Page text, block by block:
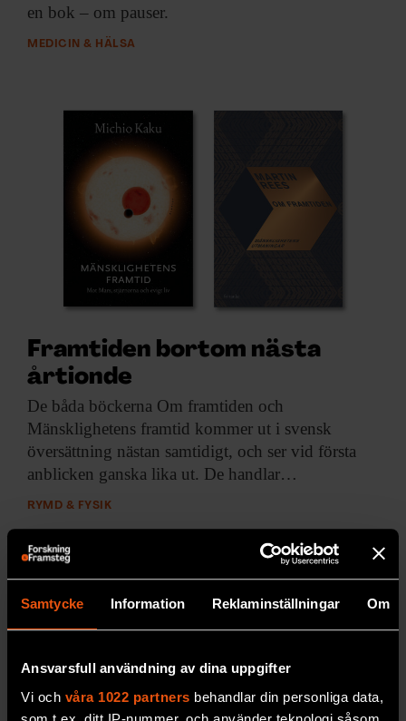
Samtycke Information Reklaminställningar Om
Ansvarsfull användning av dina uppgifter
Vi och våra 1022 partners behandlar din personliga data,
en bok – om pauser.
MEDICIN & HÄLSA
Framtiden bortom nästa
årtionde
De båda böckerna Om framtiden och
Mänsklighetens framtid kommer ut i svensk
översättning nästan samtidigt, och ser vid första
anblicken ganska lika ut. De handlar…
RYMD & FYSIK